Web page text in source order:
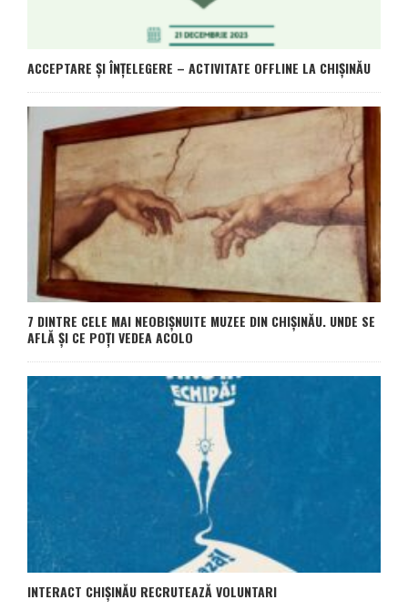
ACCEPTARE ȘI ÎNȚELEGERE – ACTIVITATE OFFLINE LA CHIȘINĂU
7 DINTRE CELE MAI NEOBIȘNUITE MUZEE DIN CHIȘINĂU. UNDE SE
AFLĂ ȘI CE POȚI VEDEA ACOLO
INTERACT CHIȘINĂU RECRUTEAZĂ VOLUNTARI